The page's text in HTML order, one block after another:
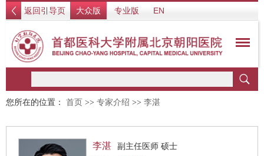
返回引导页 大众版 专业版 EN
您所在的位置： 首页 >> 专家介绍 >> 李湛
李湛
副主任医师 硕士